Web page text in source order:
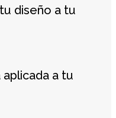
diseño a tu
a tu